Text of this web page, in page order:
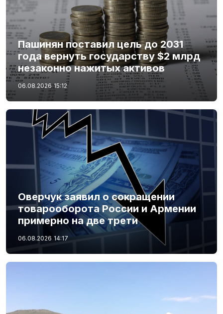
Пашинян поставил цель до 2031
года вернуть государству $2 млрд
незаконно нажитых активов
06.08.2026 15:12
Оверчук заявил о сокращении
товарооборота России и Армении
примерно на две трети
06.08.2026 14:17